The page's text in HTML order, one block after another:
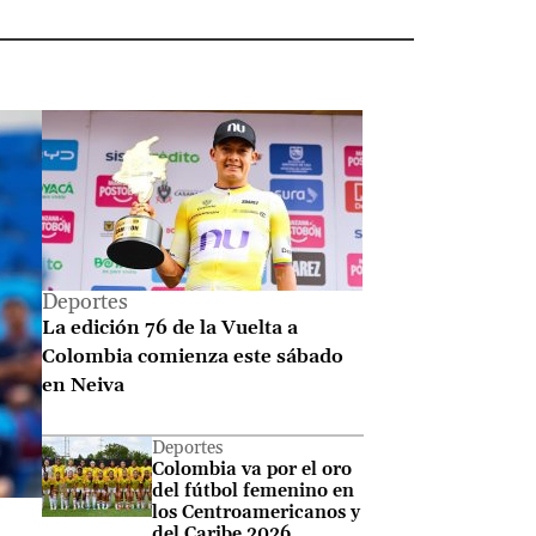
Deportes
La edición 76 de la Vuelta a
Colombia comienza este sábado
en Neiva
Deportes
Colombia va por el oro
del fútbol femenino en
los Centroamericanos y